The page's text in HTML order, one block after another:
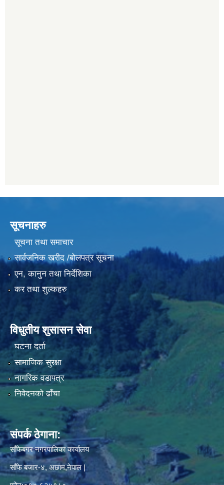
सूचनाहरु
सूचना तथा समाचार
सार्वजनिक खरीद /बोलपत्र सूचना
एन, कानुन तथा निर्देशिका
कर तथा शुल्कहरु
विधुतीय शुसासन सेवा
घटना दर्ता
सामाजिक सुरक्षा
नागरिक वडापत्र
निवेदनको ढाँचा
संपर्क ठेगाना:
साँफेबगर नगरपालिका कार्यालय
साँफे बजार-४, अछाम,नेपाल |